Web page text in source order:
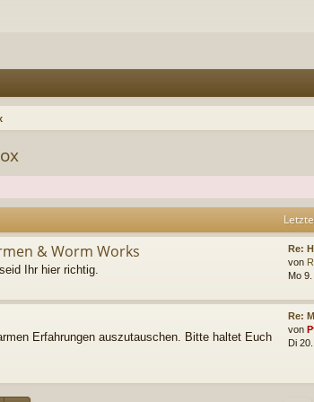
& Worm Works
Ihr hier richtig.
Re:
von
Mo
Erfahrungen auszutauschen. Bitte haltet Euch
Re:
von
Di